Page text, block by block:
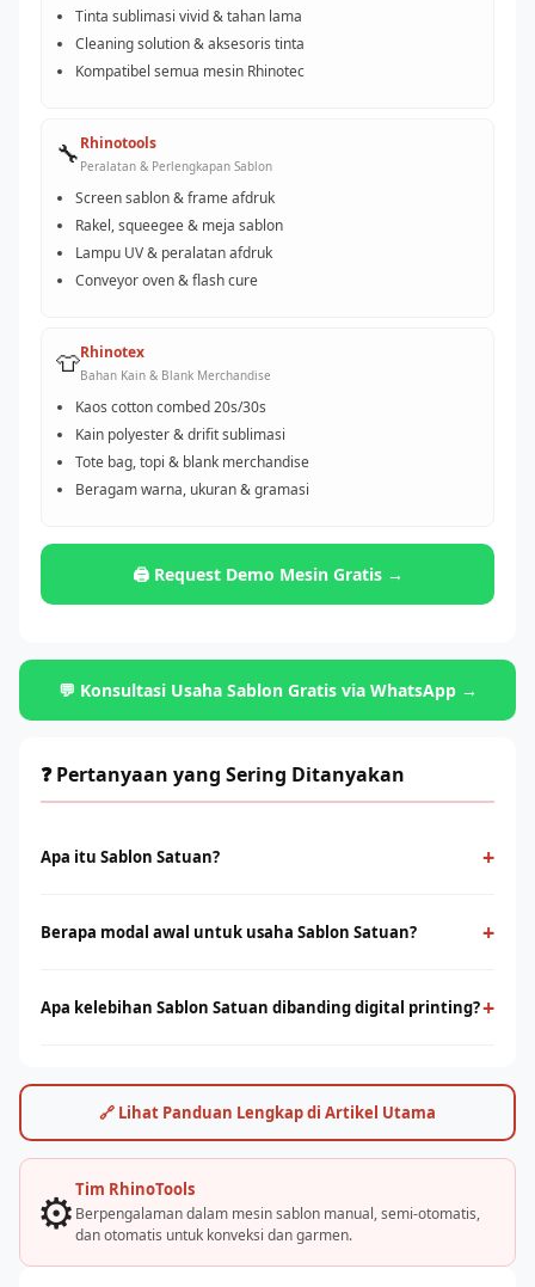
Tinta sublimasi vivid & tahan lama
Cleaning solution & aksesoris tinta
Kompatibel semua mesin Rhinotec
🔧Rhinotools
Peralatan & Perlengkapan Sablon
Screen sablon & frame afdruk
Rakel, squeegee & meja sablon
Lampu UV & peralatan afdruk
Conveyor oven & flash cure
👕Rhinotex
Bahan Kain & Blank Merchandise
Kaos cotton combed 20s/30s
Kain polyester & drifit sublimasi
Tote bag, topi & blank merchandise
Beragam warna, ukuran & gramasi
🖨️ Request Demo Mesin Gratis →
💬 Konsultasi Usaha Sablon Gratis via WhatsApp →
❓ Pertanyaan yang Sering Ditanyakan
Apa itu Sablon Satuan? +
menggunakan screen dan tinta yang ditekan ke permukaan
Berapa modal awal untuk usaha Sablon Satuan? +
starter manual hingga mesin otomatis. Konsultasikan dengan
Apa kelebihan Sablon Satuan dibanding digital printing?+
rendah. Digital printing (DTF/sublimasi) unggul untuk order
satuan, full-color, dan desain detail. Keduanya bisa saling
🔗 Lihat Panduan Lengkap di Artikel Utama
⚙️Tim RhinoTools
Berpengalaman dalam mesin sablon manual, semi-otomatis,
dan otomatis untuk konveksi dan garmen.